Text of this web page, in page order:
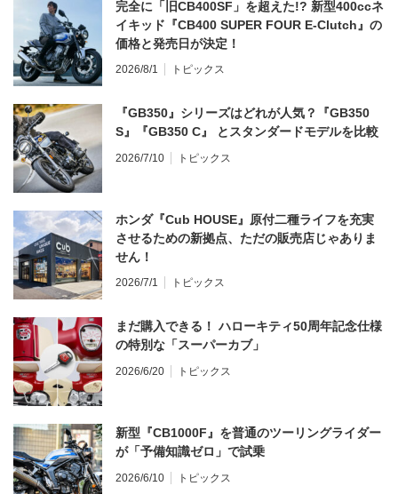
完全に「旧CB400SF」を超えた!? 新型400ccネ
イキッド『CB400 SUPER FOUR E-Clutch』の
価格と発売日が決定！
2026/8/1 トピックス
『GB350』シリーズはどれが人気？『GB350
S』『GB350 C』 とスタンダードモデルを比較
2026/7/10 トピックス
ホンダ『Cub HOUSE』原付二種ライフを充実
させるための新拠点、ただの販売店じゃありま
せん！
2026/7/1 トピックス
まだ購入できる！ ハローキティ50周年記念仕様
の特別な「スーパーカブ」
2026/6/20 トピックス
新型『CB1000F』を普通のツーリングライダー
が「予備知識ゼロ」で試乗
2026/6/10 トピックス